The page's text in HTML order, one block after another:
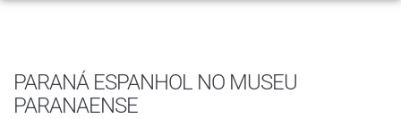
PARANÁ ESPANHOL NO MUSEU
PARANAENSE